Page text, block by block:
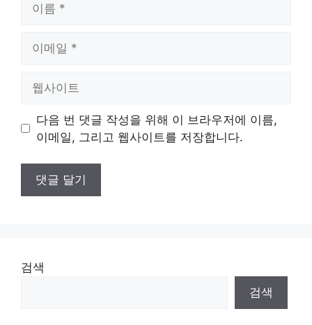
트
다음 번 댓글 작성을 위해 이 브라우저에 이름,
이메일, 그리고 웹사이트를 저장합니다.
검색
검색